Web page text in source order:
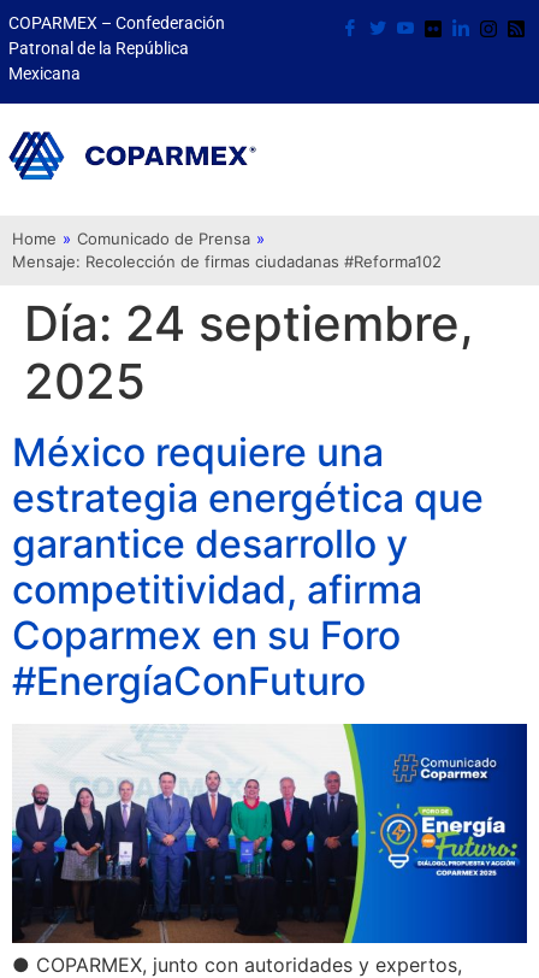
COPARMEX – Confederación
Patronal de la República
Mexicana
Home » Comunicado de Prensa »
Mensaje: Recolección de firmas ciudadanas #Reforma102
Día: 24 septiembre,
2025
México requiere una
estrategia energética que
garantice desarrollo y
competitividad, afirma
Coparmex en su Foro
#EnergíaConFuturo
● COPARMEX, junto con autoridades y expertos,